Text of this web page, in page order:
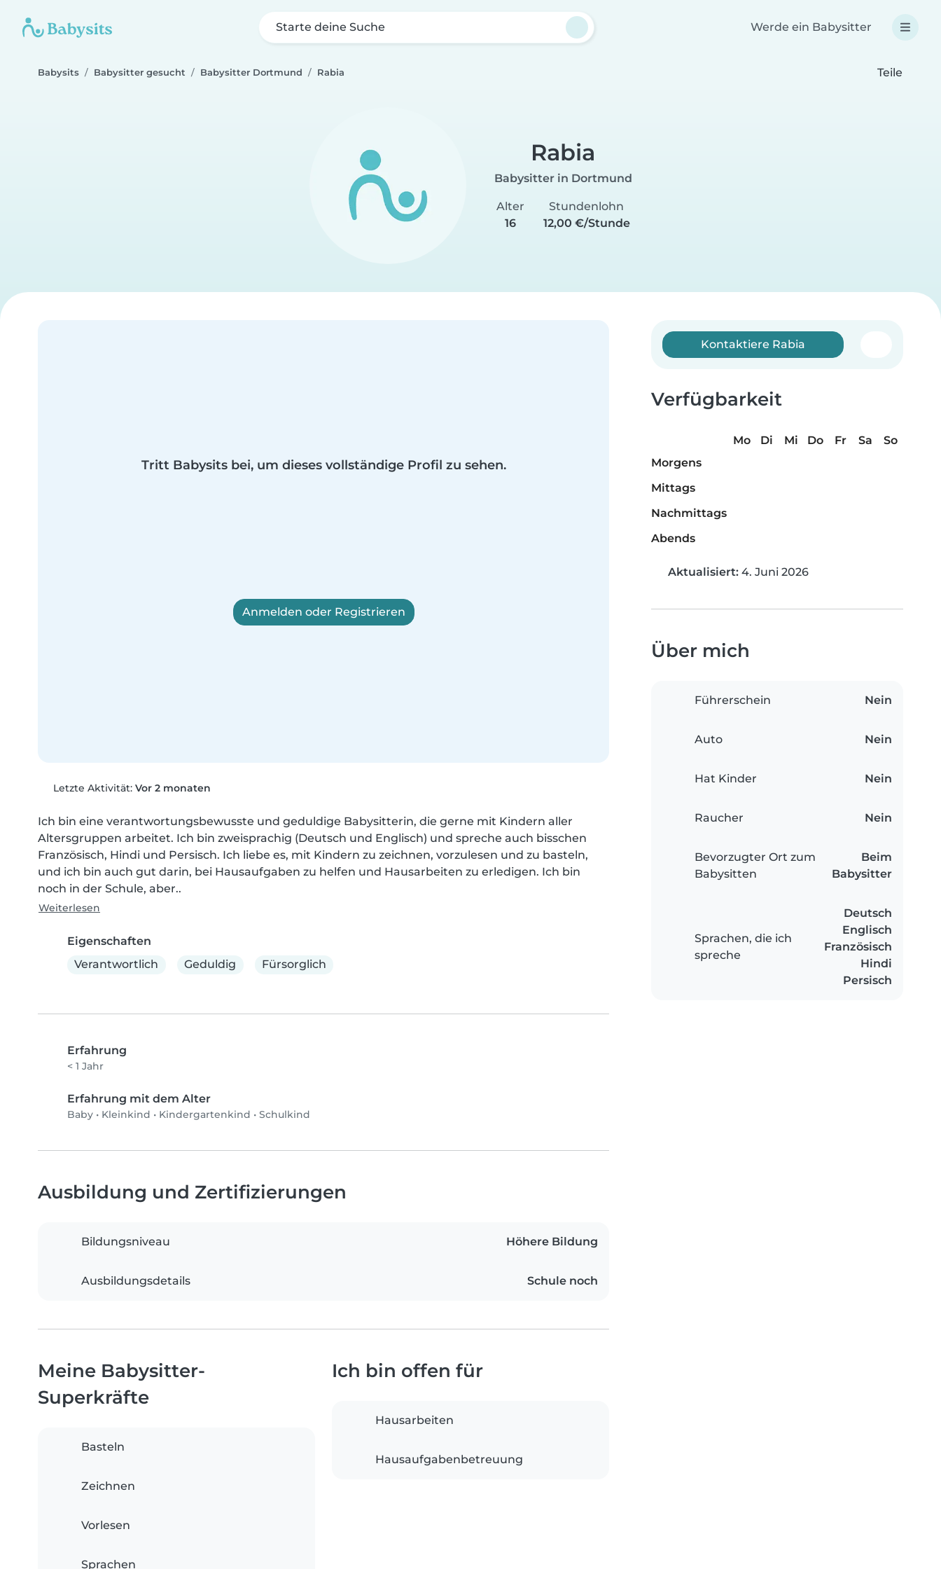
Starte deine Suche Werde ein Babysitter
Babysits Babysitter gesucht Babysitter Dortmund Rabia Teile
Rabia
Babysitter in Dortmund
Alter
16
Stundenlohn
12,00 €/Stunde
Tritt Babysits bei, um dieses vollständige Profil zu sehen.
Anmelden oder Registrieren
Letzte Aktivität: Vor 2 monaten
Ich bin eine verantwortungsbewusste und geduldige Babysitterin, die gerne mit Kindern aller
Altersgruppen arbeitet. Ich bin zweisprachig (Deutsch und Englisch) und spreche auch bisschen
Französisch, Hindi und Persisch. Ich liebe es, mit Kindern zu zeichnen, vorzulesen und zu basteln,
und ich bin auch gut darin, bei Hausaufgaben zu helfen und Hausarbeiten zu erledigen. Ich bin
noch in der Schule, aber..
Weiterlesen
Eigenschaften
Verantwortlich
Geduldig Fürsorglich
Erfahrung
< 1 Jahr
Erfahrung mit dem Alter
Baby • Kleinkind • Kindergartenkind • Schulkind
Kontaktiere Rabia
Verfügbarkeit
Mo Di Mi Do Fr Sa
So
Morgens
Mittags
Nachmittags
Abends
Aktualisiert: 4. Juni 2026
Über mich
Führerschein Nein
Auto Nein
Hat Kinder Nein
Raucher Nein
Bevorzugter Ort zum
Babysitten
Beim
Babysitter
Sprachen, die ich
spreche
Deutsch
Englisch
Französisch
Hindi
Persisch
Ausbildung und Zertifizierungen
Bildungsniveau Höhere Bildung
Ausbildungsdetails Schule noch
Meine Babysitter-
Superkräfte
Basteln
Zeichnen
Vorlesen
Sprachen
Ich bin offen für
Hausarbeiten
Hausaufgabenbetreuung